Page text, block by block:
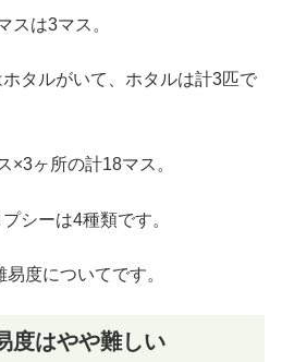
スは3マス。
タルがいて、ホタルは計3匹で
×3ヶ所の計18マス。
シーは4種類です。
度についてです。
度はやや難しい